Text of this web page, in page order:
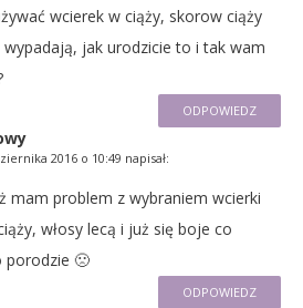
wcierek w ciąży, skorow ciąży
wypadają, jak urodzicie to i tak wam
ODPOWIEDZ
2016 o 10:49 napisał:
mam problem z wybraniem wcierki
włosy lecą i już się boje co
porodzie 🙁
ODPOWIEDZ